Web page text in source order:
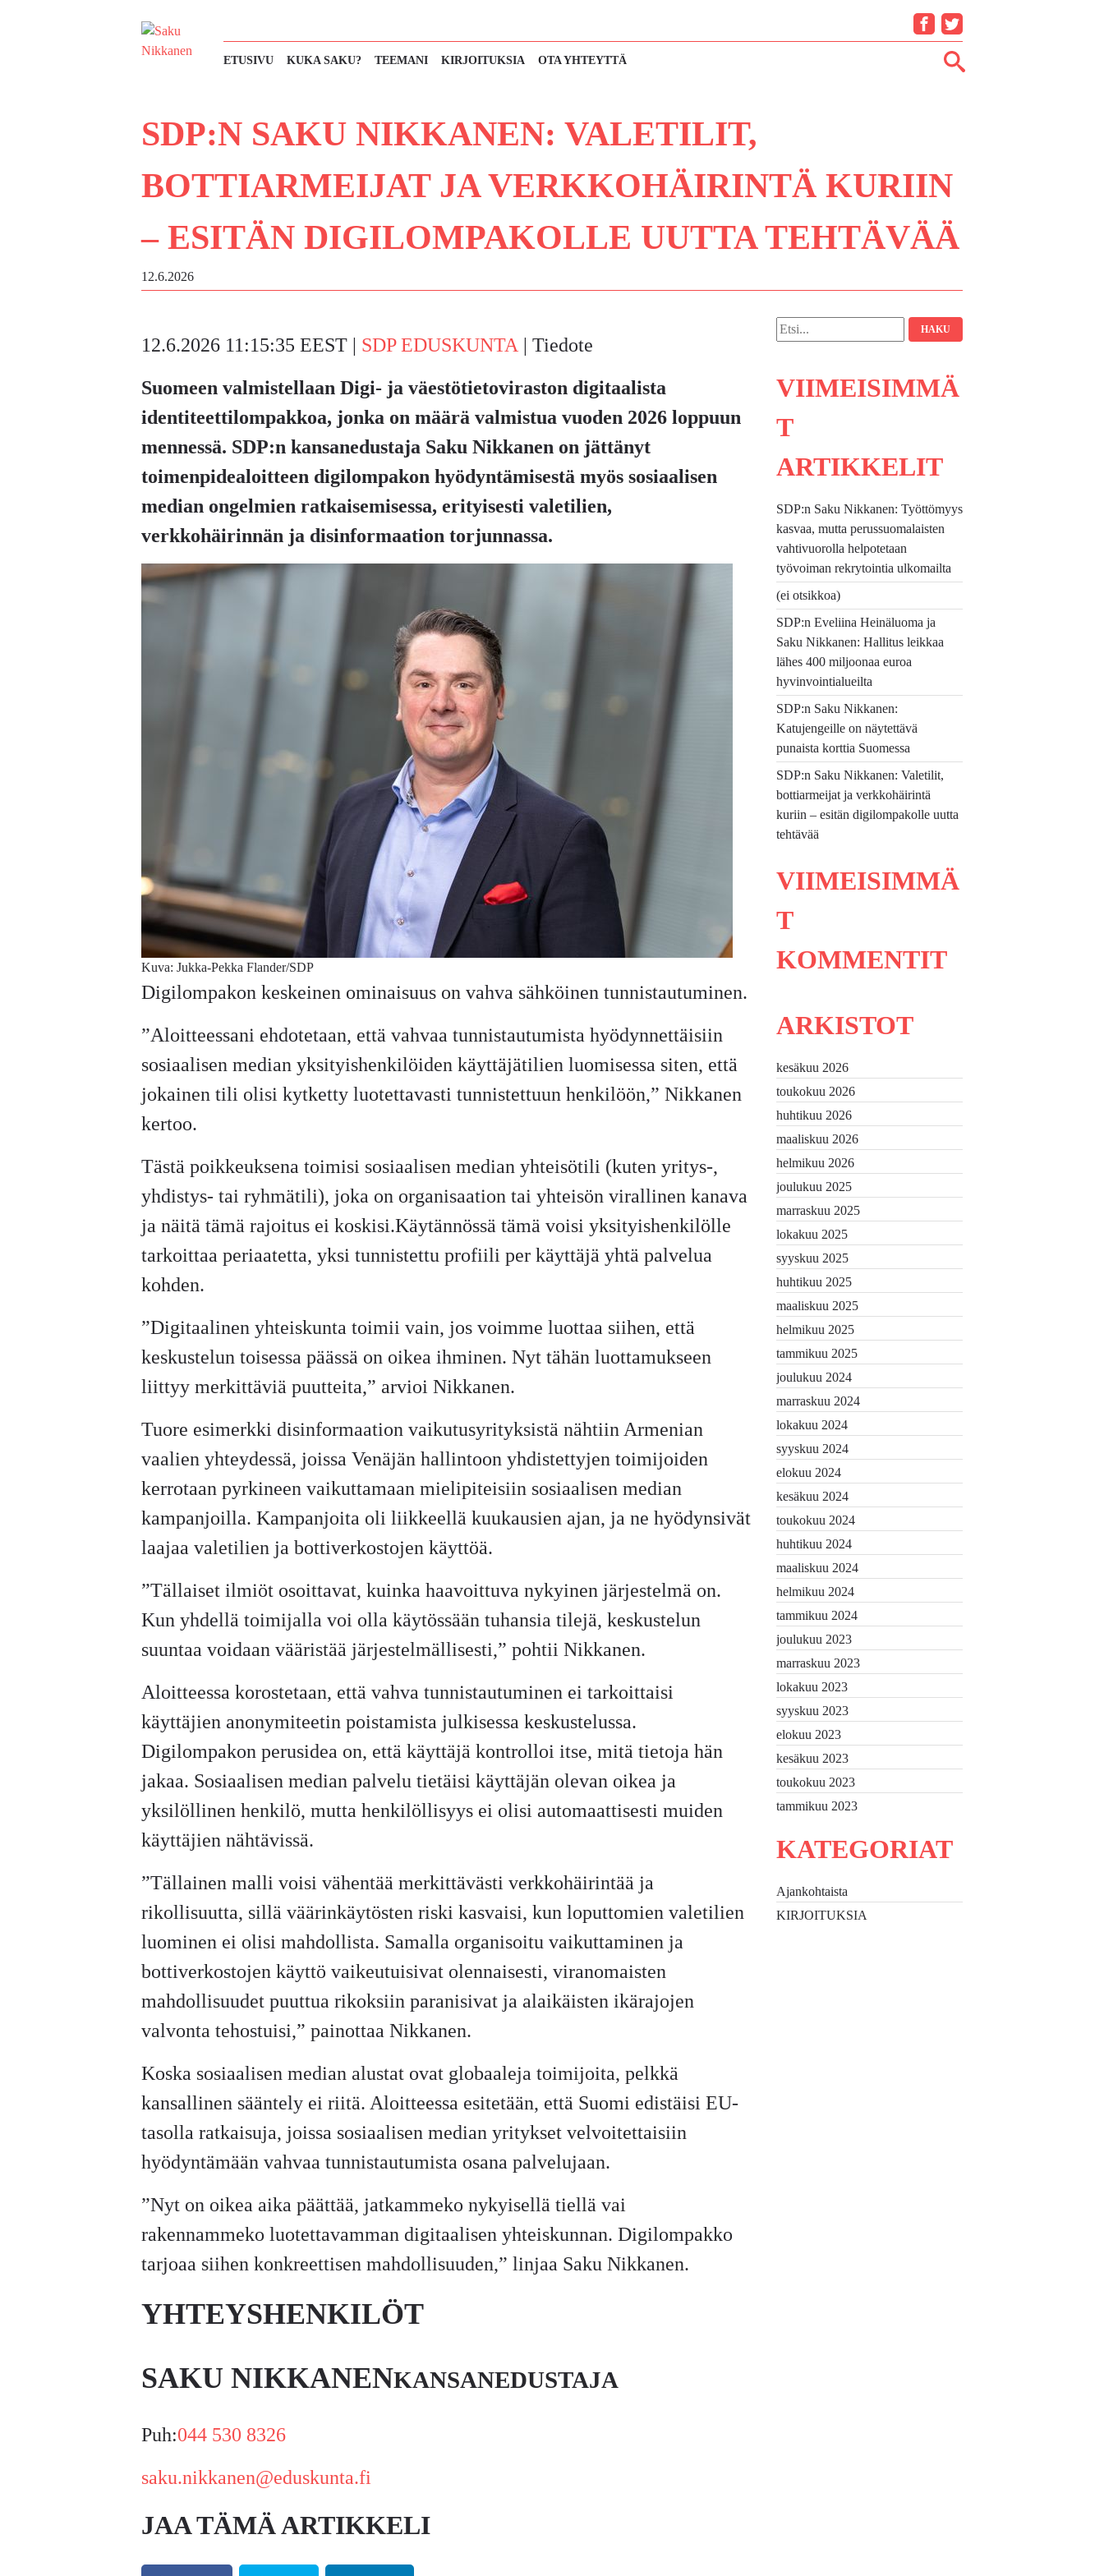
FacebookTwitter
ETUSIVU KUKA SAKU? TEEMANI KIRJOITUKSIA OTA YHTEYTTÄ
SDP:N SAKU NIKKANEN: VALETILIT,
BOTTIARMEIJAT JA VERKKOHÄIRINTÄ KURIIN
– ESITÄN DIGILOMPAKOLLE UUTTA TEHTÄVÄÄ
12.6.2026
12.6.2026 11:15:35 EEST | SDP EDUSKUNTA | Tiedote
Suomeen valmistellaan Digi- ja väestötietoviraston digitaalista
identiteettilompakkoa, jonka on määrä valmistua vuoden 2026 loppuun
mennessä. SDP:n kansanedustaja Saku Nikkanen on jättänyt
toimenpidealoitteen digilompakon hyödyntämisestä myös sosiaalisen
median ongelmien ratkaisemisessa, erityisesti valetilien,
verkkohäirinnän ja disinformaation torjunnassa.
Kuva: Jukka-Pekka Flander/SDP
Digilompakon keskeinen ominaisuus on vahva sähköinen tunnistautuminen.
”Aloitteessani ehdotetaan, että vahvaa tunnistautumista hyödynnettäisiin
sosiaalisen median yksityishenkilöiden käyttäjätilien luomisessa siten, että
jokainen tili olisi kytketty luotettavasti tunnistettuun henkilöön,” Nikkanen
kertoo.
Tästä poikkeuksena toimisi sosiaalisen median yhteisötili (kuten yritys-,
yhdistys- tai ryhmätili), joka on organisaation tai yhteisön virallinen kanava
ja näitä tämä rajoitus ei koskisi.Käytännössä tämä voisi yksityishenkilölle
tarkoittaa periaatetta, yksi tunnistettu profiili per käyttäjä yhtä palvelua
kohden.
”Digitaalinen yhteiskunta toimii vain, jos voimme luottaa siihen, että
keskustelun toisessa päässä on oikea ihminen. Nyt tähän luottamukseen
liittyy merkittäviä puutteita,” arvioi Nikkanen.
Tuore esimerkki disinformaation vaikutusyrityksistä nähtiin Armenian
vaalien yhteydessä, joissa Venäjän hallintoon yhdistettyjen toimijoiden
kerrotaan pyrkineen vaikuttamaan mielipiteisiin sosiaalisen median
kampanjoilla. Kampanjoita oli liikkeellä kuukausien ajan, ja ne hyödynsivät
laajaa valetilien ja bottiverkostojen käyttöä.
”Tällaiset ilmiöt osoittavat, kuinka haavoittuva nykyinen järjestelmä on.
Kun yhdellä toimijalla voi olla käytössään tuhansia tilejä, keskustelun
suuntaa voidaan vääristää järjestelmällisesti,” pohtii Nikkanen.
Aloitteessa korostetaan, että vahva tunnistautuminen ei tarkoittaisi
käyttäjien anonymiteetin poistamista julkisessa keskustelussa.
Digilompakon perusidea on, että käyttäjä kontrolloi itse, mitä tietoja hän
jakaa. Sosiaalisen median palvelu tietäisi käyttäjän olevan oikea ja
yksilöllinen henkilö, mutta henkilöllisyys ei olisi automaattisesti muiden
käyttäjien nähtävissä.
”Tällainen malli voisi vähentää merkittävästi verkkohäirintää ja
rikollisuutta, sillä väärinkäytösten riski kasvaisi, kun loputtomien valetilien
luominen ei olisi mahdollista. Samalla organisoitu vaikuttaminen ja
bottiverkostojen käyttö vaikeutuisivat olennaisesti, viranomaisten
mahdollisuudet puuttua rikoksiin paranisivat ja alaikäisten ikärajojen
valvonta tehostuisi,” painottaa Nikkanen.
Koska sosiaalisen median alustat ovat globaaleja toimijoita, pelkkä
kansallinen sääntely ei riitä. Aloitteessa esitetään, että Suomi edistäisi EU-
tasolla ratkaisuja, joissa sosiaalisen median yritykset velvoitettaisiin
hyödyntämään vahvaa tunnistautumista osana palvelujaan.
”Nyt on oikea aika päättää, jatkammeko nykyisellä tiellä vai
rakennammeko luotettavamman digitaalisen yhteiskunnan. Digilompakko
tarjoaa siihen konkreettisen mahdollisuuden,” linjaa Saku Nikkanen.
YHTEYSHENKILÖT
SAKU NIKKANENKANSANEDUSTAJA
Puh:044 530 8326
saku.nikkanen@eduskunta.fi
JAA TÄMÄ ARTIKKELI
Hae:
VIIMEISIMMÄ
T
ARTIKKELIT
SDP:n Saku Nikkanen: Työttömyys
kasvaa, mutta perussuomalaisten
vahtivuorolla helpotetaan
työvoiman rekrytointia ulkomailta
(ei otsikkoa)
SDP:n Eveliina Heinäluoma ja
Saku Nikkanen: Hallitus leikkaa
lähes 400 miljoonaa euroa
hyvinvointialueilta
SDP:n Saku Nikkanen:
Katujengeille on näytettävä
punaista korttia Suomessa
SDP:n Saku Nikkanen: Valetilit,
bottiarmeijat ja verkkohäirintä
kuriin – esitän digilompakolle uutta
tehtävää
VIIMEISIMMÄ
T
KOMMENTIT
ARKISTOT
kesäkuu 2026
toukokuu 2026
huhtikuu 2026
maaliskuu 2026
helmikuu 2026
joulukuu 2025
marraskuu 2025
lokakuu 2025
syyskuu 2025
huhtikuu 2025
maaliskuu 2025
helmikuu 2025
tammikuu 2025
joulukuu 2024
marraskuu 2024
lokakuu 2024
syyskuu 2024
elokuu 2024
kesäkuu 2024
toukokuu 2024
huhtikuu 2024
maaliskuu 2024
helmikuu 2024
tammikuu 2024
joulukuu 2023
marraskuu 2023
lokakuu 2023
syyskuu 2023
elokuu 2023
kesäkuu 2023
toukokuu 2023
tammikuu 2023
KATEGORIAT
Ajankohtaista
KIRJOITUKSIA